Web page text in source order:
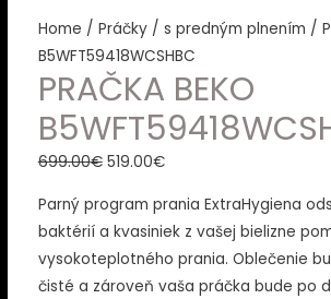
Home / Práčky/ s predným plnením /
B5WFT59418WCSHBC
PRAČKA BEKO
699.00€ 519.00€
Parný program prania ExtraHygiena
baktérií a kvasiniek z vašej bielizne
vysokoteplotného prania. Oblečenie
čisté a zároveň vaša práčka bude po